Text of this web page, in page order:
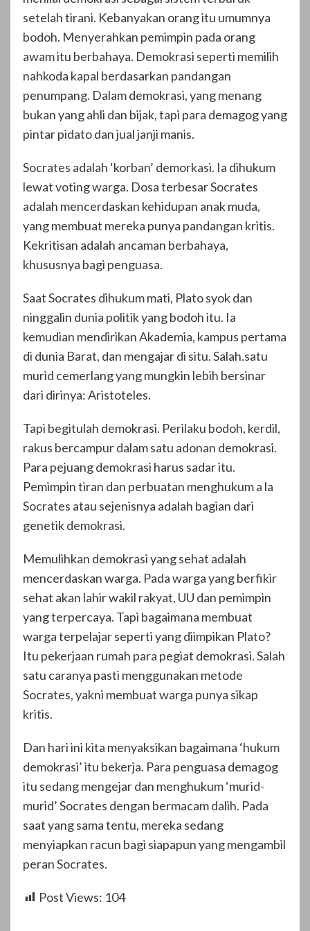
setelah tirani. Kebanyakan orang itu umumnya
bodoh. Menyerahkan pemimpin pada orang
awam itu berbahaya. Demokrasi seperti memilih
nahkoda kapal berdasarkan pandangan
penumpang. Dalam demokrasi, yang menang
bukan yang ahli dan bijak, tapi para demagog yang
pintar pidato dan jual janji manis.
Socrates adalah ‘korban’ demorkasi. Ia dihukum
lewat voting warga. Dosa terbesar Socrates
adalah mencerdaskan kehidupan anak muda,
yang membuat mereka punya pandangan kritis.
Kekritisan adalah ancaman berbahaya,
khususnya bagi penguasa.
Saat Socrates dihukum mati, Plato syok dan
ninggalin dunia politik yang bodoh itu. Ia
kemudian mendirikan Akademia, kampus pertama
di dunia Barat, dan mengajar di situ. Salah.satu
murid cemerlang yang mungkin lebih bersinar
dari dirinya: Aristoteles.
Tapi begitulah demokrasi. Perilaku bodoh, kerdil,
rakus bercampur dalam satu adonan demokrasi.
Para pejuang demokrasi harus sadar itu.
Pemimpin tiran dan perbuatan menghukum a la
Socrates atau sejenisnya adalah bagian dari
genetik demokrasi.
Memulihkan demokrasi yang sehat adalah
mencerdaskan warga. Pada warga yang berfikir
sehat akan lahir wakil rakyat, UU dan pemimpin
yang terpercaya. Tapi bagaimana membuat
warga terpelajar seperti yang diimpikan Plato?
Itu pekerjaan rumah para pegiat demokrasi. Salah
satu caranya pasti menggunakan metode
Socrates, yakni membuat warga punya sikap
kritis.
Dan hari ini kita menyaksikan bagaimana ‘hukum
demokrasi’ itu bekerja. Para penguasa demagog
itu sedang mengejar dan menghukum ‘murid-
murid’ Socrates dengan bermacam dalih. Pada
saat yang sama tentu, mereka sedang
menyiapkan racun bagi siapapun yang mengambil
peran Socrates.
Post Views: 104